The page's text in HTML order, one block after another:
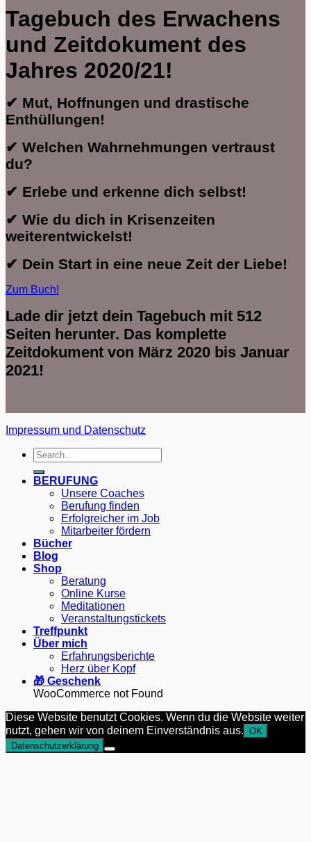
Tagebuch des Erwachens
und Zeitdokument des
Jahres 2020/21!
✔ Mut, Hoffnungen und drastische
Enthüllungen!
✔ Welchen Wahrnehmungen vertraust
du?
✔ Erlebe und erkenne dich selbst!
✔ Wie du dich in Krisenzeiten
weiterentwickelst!
✔ Dein Start in eine neue Zeit der Liebe!
Zum Buch!
Lade dir jetzt dein Tagebuch mit 512
Seiten herunter. Das komplette
Zeitdokument von März 2020 bis Januar
2021!
Impressum und Datenschutz
BERUFUNG
Unsere Coaches
Berufung finden
Erfolgreicher im Job
Mitarbeiter fördern
Bücher
Blog
Shop
Beratung
Online Kurse
Meditationen
Veranstaltungstickets
Treffpunkt
Über mich
Erfahrungsberichte
Herz über Kopf
🎁 Geschenk
WooCommerce not Found
Diese Website benutzt Cookies. Wenn du die Website weiter
nutzt, gehen wir von deinem Einverständnis aus. OK
Datenschutzerklärung